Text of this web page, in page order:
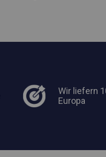
Wir liefern
Europa